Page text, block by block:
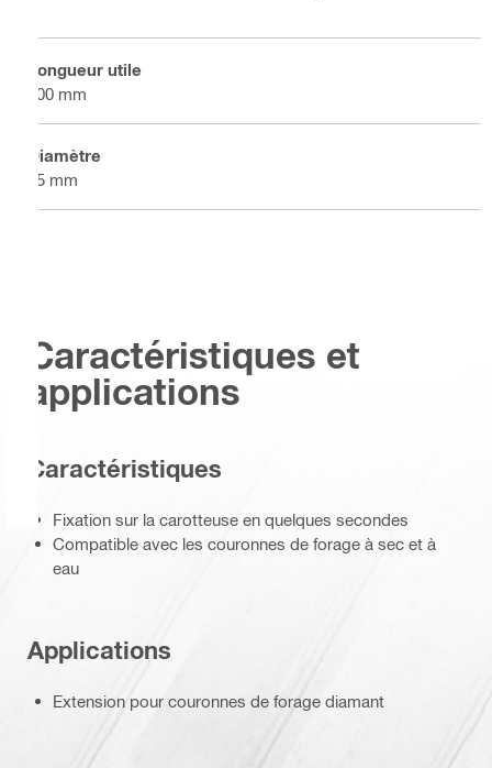
Longueur utile
300 mm
Diamètre
55 mm
Caractéristiques et
applications
Caractéristiques
Fixation sur la carotteuse en quelques secondes
Compatible avec les couronnes de forage à sec et à
eau
Applications
Extension pour couronnes de forage diamant